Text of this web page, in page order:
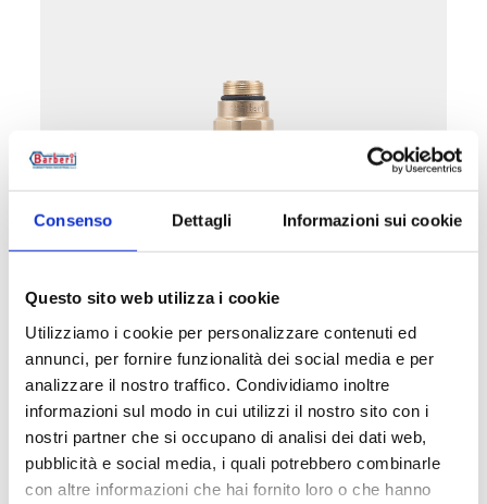
Consenso Dettagli Informazioni sui cookie
Questo sito web utilizza i cookie
Utilizziamo i cookie per personalizzare contenuti ed
annunci, per fornire funzionalità dei social media e per
analizzare il nostro traffico. Condividiamo inoltre
informazioni sul modo in cui utilizzi il nostro sito con i
nostri partner che si occupano di analisi dei dati web,
pubblicità e social media, i quali potrebbero combinarle
con altre informazioni che hai fornito loro o che hanno
Sensore di ricambio per valvola antigelo
Pressione massima di esercizio : 10 bar
Campo di temperatura di esercizio: 0–
Temperatura ambiente: -30–60 °C
Temperatura di apertura: 3 °C
Temperatura di chiusura: 4 °C